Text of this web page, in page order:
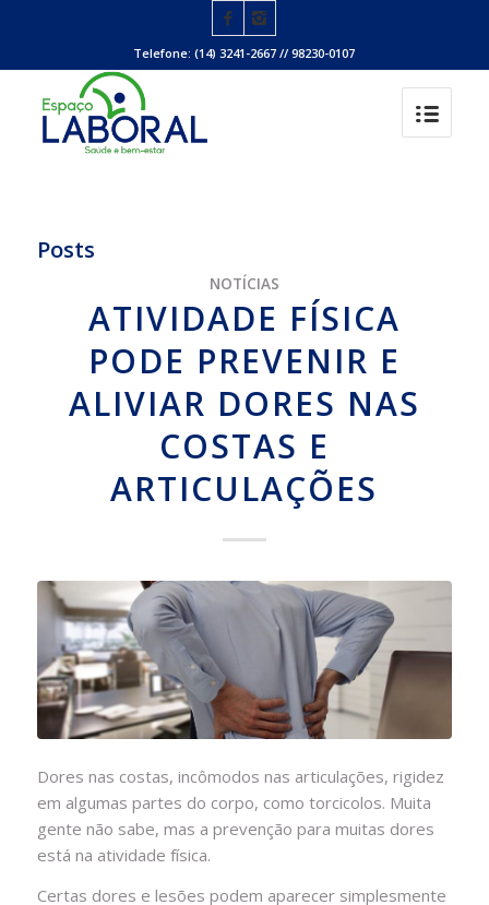
Telefone: (14) 3241-2667 // 98230-0107
Posts
NOTÍCIAS
ATIVIDADE FÍSICA
PODE PREVENIR E
ALIVIAR DORES NAS
COSTAS E
ARTICULAÇÕES
Dores nas costas, incômodos nas articulações, rigidez
em algumas partes do corpo, como torcicolos. Muita
gente não sabe, mas a prevenção para muitas dores
está na atividade física.
Certas dores e lesões podem aparecer simplesmente